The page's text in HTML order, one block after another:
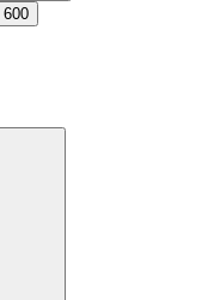
600